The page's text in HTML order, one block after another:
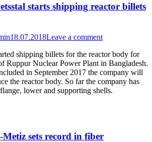
starts shipping reactor billets
18.07.2018Leave a comment
shipping billets for the reactor body for
Ruppur Nuclear Power Plant in Bangladesh.
in September 2017 the company will
the reactor body. So far the company has
lower and supporting shells.
Metiz sets record in fiber